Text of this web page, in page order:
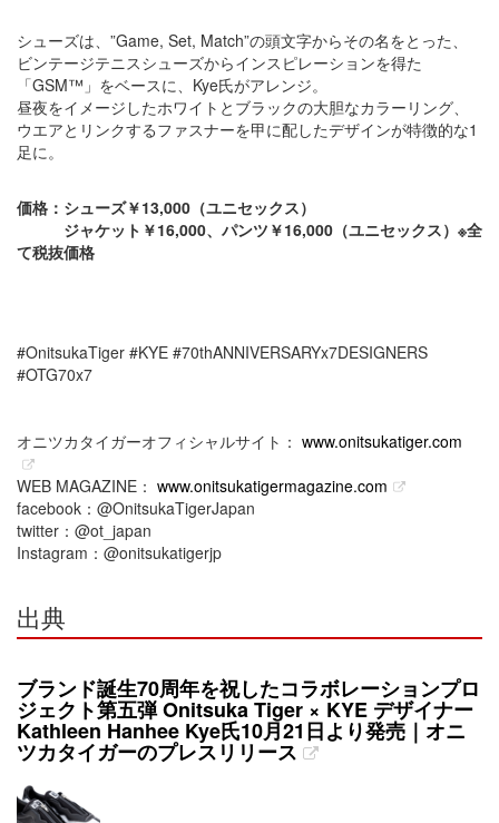
シューズは、”Game, Set, Match”の頭文字からその名をとった、
ビンテージテニスシューズからインスピレーションを得た
「GSM™」をベースに、Kye氏がアレンジ。
昼夜をイメージしたホワイトとブラックの大胆なカラーリング、
ウエアとリンクするファスナーを甲に配したデザインが特徴的な1
足に。
価格：シューズ￥13,000（ユニセックス）
ジャケット￥16,000、パンツ￥16,000（ユニセックス）※全
て税抜価格
#OnitsukaTiger #KYE #70thANNIVERSARYx7DESIGNERS
#OTG70x7
オニツカタイガーオフィシャルサイト： www.onitsukatiger.com
WEB MAGAZINE： www.onitsukatigermagazine.com
facebook：@OnitsukaTigerJapan
twitter：@ot_japan
Instagram：@onitsukatigerjp
出典
ブランド誕生70周年を祝したコラボレーションプロ
ジェクト第五弾 Onitsuka Tiger × KYE デザイナー
Kathleen Hanhee Kye氏10月21日より発売｜オニ
ツカタイガーのプレスリリース